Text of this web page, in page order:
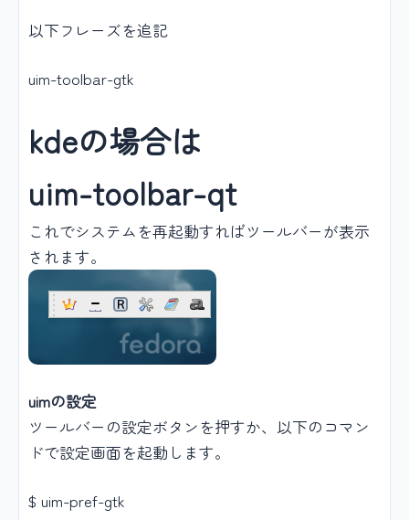
以下フレーズを追記
uim-toolbar-gtk
kdeの場合は
uim-toolbar-qt
これでシステムを再起動すればツールバーが表示
されます。
uimの設定
ツールバーの設定ボタンを押すか、以下のコマン
ドで設定画面を起動します。
$ uim-pref-gtk